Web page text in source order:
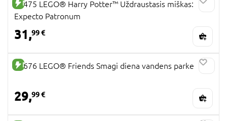
NAUJA PREKĖ
76475 LEGO® Harry Potter™ Uždraustasis miškas:
Expecto Patronum
31,99 €
NAUJA PREKĖ
42676 LEGO® Friends Smagi diena vandens parke
29,99 €